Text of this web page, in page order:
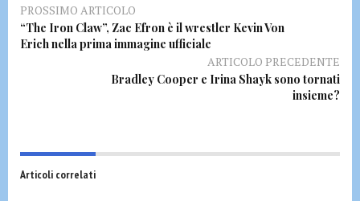
PROSSIMO ARTICOLO
“The Iron Claw”, Zac Efron è il wrestler Kevin Von
Erich nella prima immagine ufficiale
ARTICOLO PRECEDENTE
Bradley Cooper e Irina Shayk sono tornati
insieme?
Articoli correlati